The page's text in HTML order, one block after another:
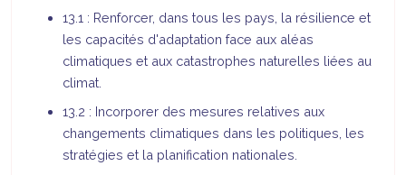
13.1 : Renforcer, dans tous les pays, la résilience et
les capacités d'adaptation face aux aléas
climatiques et aux catastrophes naturelles liées au
climat.
13.2 : Incorporer des mesures relatives aux
changements climatiques dans les politiques, les
stratégies et la planification nationales.